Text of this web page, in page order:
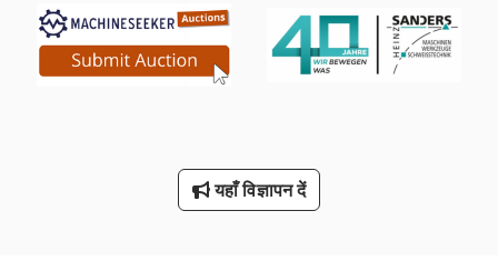
मशीन वाइस 200 मिमी
यहाँ विज्ञापन दें